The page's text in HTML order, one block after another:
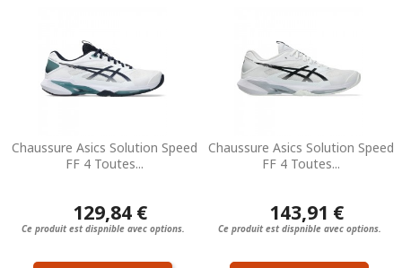
Chaussure Asics Solution Speed
FF 4 Toutes...
129,84 €
Ce produit est dispnible avec options.
Chaussure Asics Solution Speed
FF 4 Toutes...
143,91 €
Ce produit est dispnible avec options.